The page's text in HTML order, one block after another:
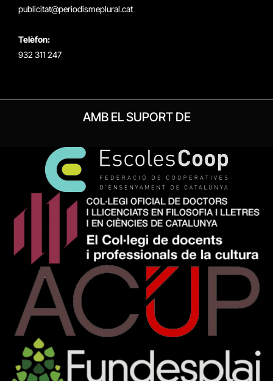
publicitat@periodismeplural.cat
Telèfon:
932 311 247
AMB EL SUPORT DE